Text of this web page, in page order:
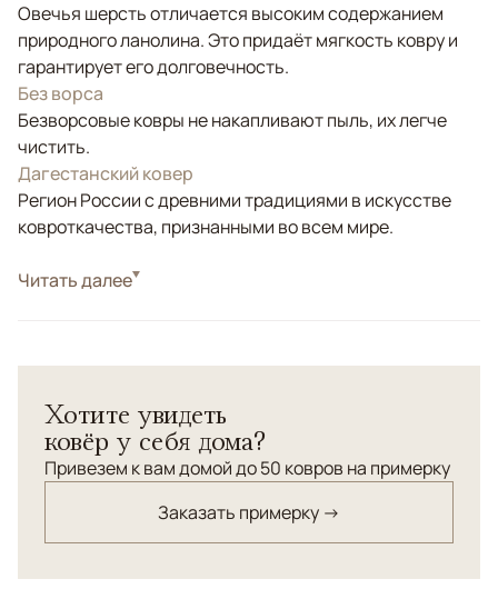
Овечья шерсть отличается высоким содержанием
природного ланолина. Это придаёт мягкость ковру и
гарантирует его долговечность.
Без ворса
Безворсовые ковры не накапливают пыль, их легче
чистить.
Дагестанский ковер
Регион России с древними традициями в искусстве
ковроткачества, признанными во всем мире.
СтильКилимы и сумахи
работы. Соткан в поселении Хапиль (Табасаранский
район, Р. Дагестан) в 70-х гг. (ХХ век). Шерсть высшей
категории ручной выделки. Высокая узловая
декорирования стены. В прекрасном состоянии,
практичен для напольной эксплуатации.
Читать далее
Хотите увидеть
ковёр у себя дома?
Привезем к вам домой до 50 ковров на примерку
Заказать примерку →